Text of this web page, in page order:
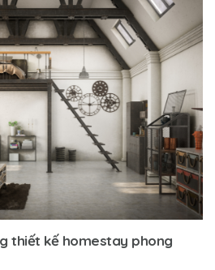
thiết kế homestay phong